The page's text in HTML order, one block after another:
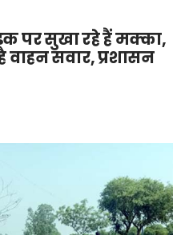
पर सुखा रहे हैं मक्का,
सवार, प्रशासन